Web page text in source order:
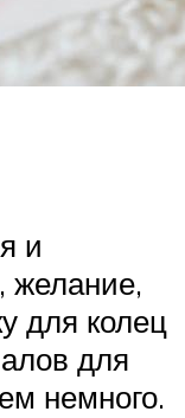
и
желание,
для колец
для
немного.